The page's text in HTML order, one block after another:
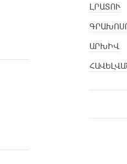
ԼՐԱՏՈՒ
ԱՐԽԻՎ